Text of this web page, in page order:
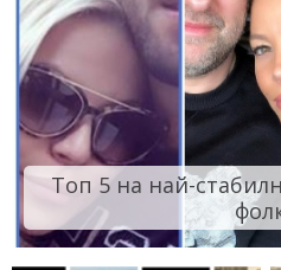
Топ 5 на най-